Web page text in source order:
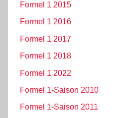
Formel 1 2015
Formel 1 2016
Formel 1 2017
Formel 1 2018
Formel 1 2022
Formel 1-Saison 2010
Formel 1-Saison 2011